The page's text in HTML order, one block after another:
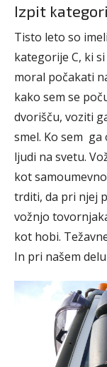
Izpit
Tisto leto so
kategorije C, ki
moral počakati
kako sem se
dvorišču, voziti
smel. Ko sem
ljudi na svetu.
kot
trditi, da pri njej
vožnjo
kot hobi.
In pri našem